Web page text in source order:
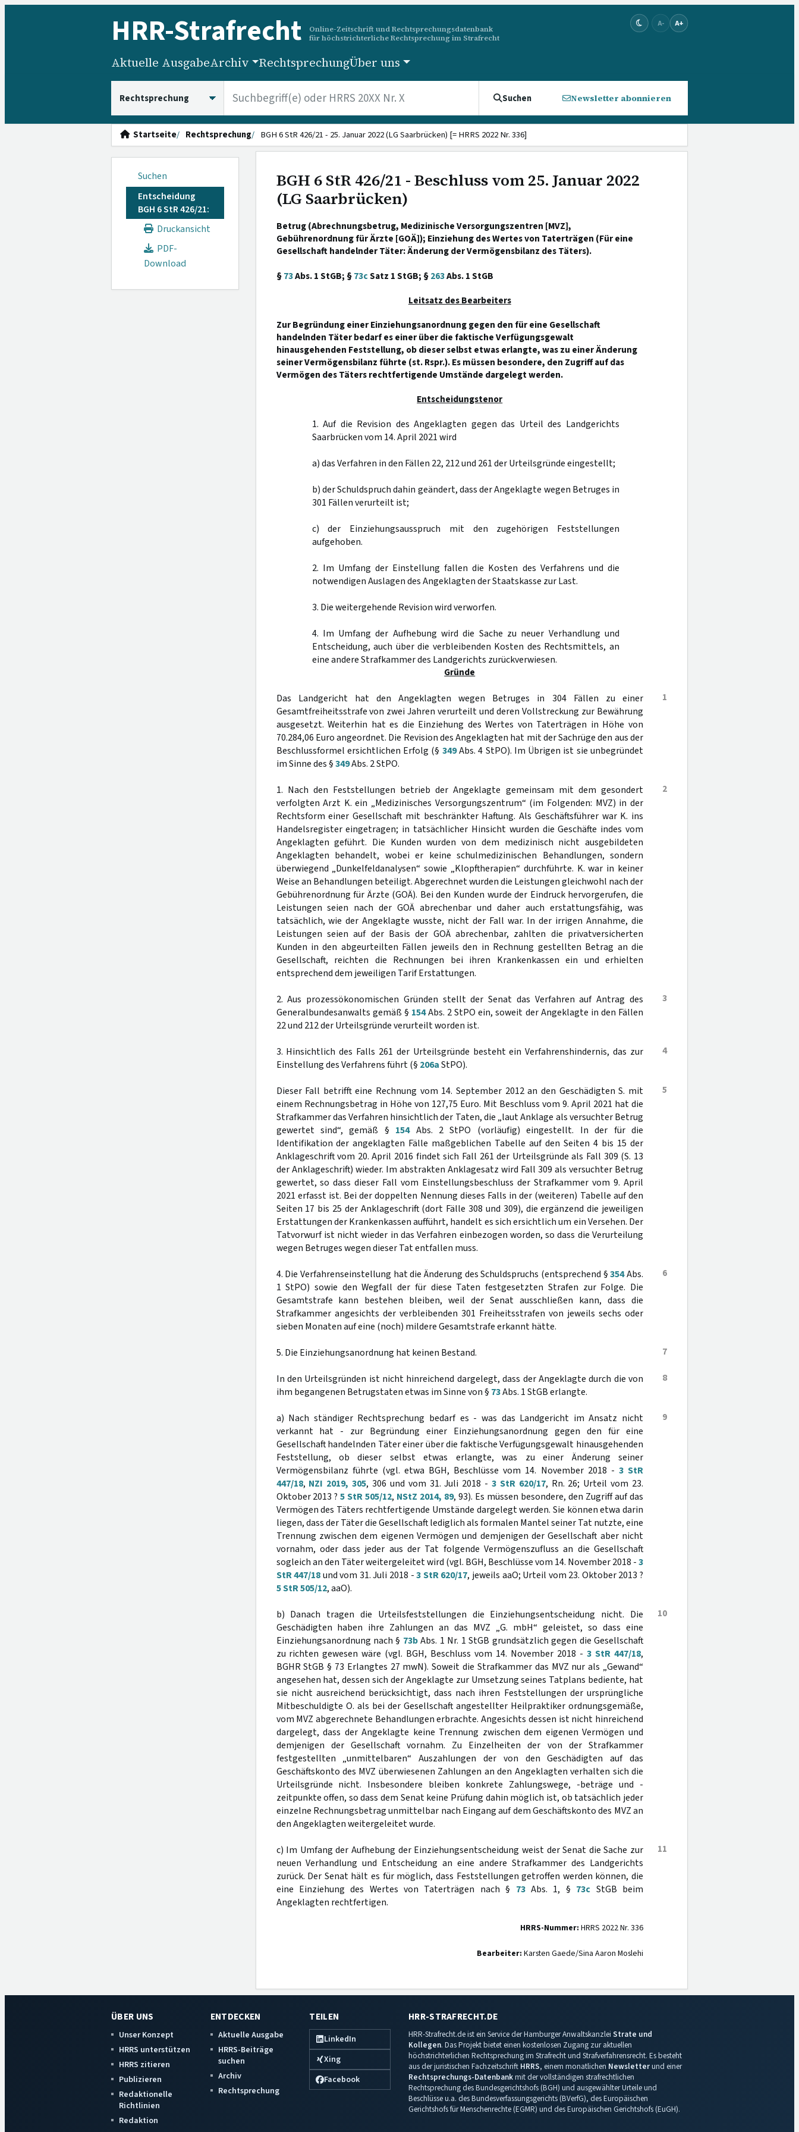
HRR-Strafrecht
Online-Zeitschrift und Rechtsprechungsdatenbank
für höchstrichterliche Rechtsprechung im Strafrecht
A- A+
Aktuelle AusgabeArchiv RechtsprechungÜber uns
Suchen Newsletter abonnieren
Startseite Rechtsprechung BGH 6 StR 426/21 - 25. Januar 2022 (LG Saarbrücken) [= HRRS 2022 Nr. 336]
Suchen
Entscheidung
BGH 6 StR 426/21:
Druckansicht
PDF-
Download
BGH 6 StR 426/21 - Beschluss vom 25. Januar 2022
(LG Saarbrücken)
Betrug (Abrechnungsbetrug, Medizinische Versorgungszentren [MVZ],
Gebührenordnung für Ärzte [GOÄ]); Einziehung des Wertes von Taterträgen (Für eine
Gesellschaft handelnder Täter: Änderung der Vermögensbilanz des Täters).
§73Abs. 1 StGB; §73cSatz 1 StGB; §263Abs. 1 StGB
Leitsatz des Bearbeiters
Zur Begründung einer Einziehungsanordnung gegen den für eine Gesellschaft
handelnden Täter bedarf es einer über die faktische Verfügungsgewalt
hinausgehenden Feststellung, ob dieser selbst etwas erlangte, was zu einer Änderung
seiner Vermögensbilanz führte (st. Rspr.). Es müssen besondere, den Zugriff auf das
Vermögen des Täters rechtfertigende Umstände dargelegt werden.
Entscheidungstenor
1. Auf die Revision des Angeklagten gegen das Urteil des Landgerichts
Saarbrücken vom 14. April 2021 wird
a) das Verfahren in den Fällen 22, 212 und 261 der Urteilsgründe eingestellt;
b) der Schuldspruch dahin geändert, dass der Angeklagte wegen Betruges in
301 Fällen verurteilt ist;
c) der Einziehungsausspruch mit den zugehörigen Feststellungen
aufgehoben.
2. Im Umfang der Einstellung fallen die Kosten des Verfahrens und die
notwendigen Auslagen des Angeklagten der Staatskasse zur Last.
3. Die weitergehende Revision wird verworfen.
4. Im Umfang der Aufhebung wird die Sache zu neuer Verhandlung und
Entscheidung, auch über die verbleibenden Kosten des Rechtsmittels, an
eine andere Strafkammer des Landgerichts zurückverwiesen.
Gründe
1
Das Landgericht hat den Angeklagten wegen Betruges in 304 Fällen zu einer
Gesamtfreiheitsstrafe von zwei Jahren verurteilt und deren Vollstreckung zur Bewährung
ausgesetzt. Weiterhin hat es die Einziehung des Wertes von Taterträgen in Höhe von
70.284,06 Euro angeordnet. Die Revision des Angeklagten hat mit der Sachrüge den aus der
Beschlussformel ersichtlichen Erfolg (§ 349Abs. 4 StPO). Im Übrigen ist sie unbegründet
im Sinne des §349Abs. 2 StPO.
2
1. Nach den Feststellungen betrieb der Angeklagte gemeinsam mit dem gesondert
verfolgten Arzt K. ein „Medizinisches Versorgungszentrum“ (im Folgenden: MVZ) in der
Rechtsform einer Gesellschaft mit beschränkter Haftung. Als Geschäftsführer war K. ins
Handelsregister eingetragen; in tatsächlicher Hinsicht wurden die Geschäfte indes vom
Angeklagten geführt. Die Kunden wurden von dem medizinisch nicht ausgebildeten
Angeklagten behandelt, wobei er keine schulmedizinischen Behandlungen, sondern
überwiegend „Dunkelfeldanalysen“ sowie „Klopftherapien“ durchführte. K. war in keiner
Weise an Behandlungen beteiligt. Abgerechnet wurden die Leistungen gleichwohl nach der
Gebührenordnung für Ärzte (GOÄ). Bei den Kunden wurde der Eindruck hervorgerufen, die
Leistungen seien nach der GOÄ abrechenbar und daher auch erstattungsfähig, was
tatsächlich, wie der Angeklagte wusste, nicht der Fall war. In der irrigen Annahme, die
Leistungen seien auf der Basis der GOÄ abrechenbar, zahlten die privatversicherten
Kunden in den abgeurteilten Fällen jeweils den in Rechnung gestellten Betrag an die
Gesellschaft, reichten die Rechnungen bei ihren Krankenkassen ein und erhielten
entsprechend dem jeweiligen Tarif Erstattungen.
3
2. Aus prozessökonomischen Gründen stellt der Senat das Verfahren auf Antrag des
Generalbundesanwalts gemäß § 154Abs. 2 StPO ein, soweit der Angeklagte in den Fällen
22 und 212 der Urteilsgründe verurteilt worden ist.
4
3. Hinsichtlich des Falls 261 der Urteilsgründe besteht ein Verfahrenshindernis, das zur
Einstellung des Verfahrens führt (§ 206aStPO).
5
Dieser Fall betrifft eine Rechnung vom 14. September 2012 an den Geschädigten S. mit
einem Rechnungsbetrag in Höhe von 127,75 Euro. Mit Beschluss vom 9. April 2021 hat die
Strafkammer das Verfahren hinsichtlich der Taten, die „laut Anklage als versuchter Betrug
gewertet sind“, gemäß § 154Abs. 2 StPO (vorläufig) eingestellt. In der für die
Identifikation der angeklagten Fälle maßgeblichen Tabelle auf den Seiten 4 bis 15 der
Anklageschrift vom 20. April 2016 findet sich Fall 261 der Urteilsgründe als Fall 309 (S. 13
der Anklageschrift) wieder. Im abstrakten Anklagesatz wird Fall 309 als versuchter Betrug
gewertet, so dass dieser Fall vom Einstellungsbeschluss der Strafkammer vom 9. April
2021 erfasst ist. Bei der doppelten Nennung dieses Falls in der (weiteren) Tabelle auf den
Seiten 17 bis 25 der Anklageschrift (dort Fälle 308 und 309), die ergänzend die jeweiligen
Erstattungen der Krankenkassen aufführt, handelt es sich ersichtlich um ein Versehen. Der
Tatvorwurf ist nicht wieder in das Verfahren einbezogen worden, so dass die Verurteilung
wegen Betruges wegen dieser Tat entfallen muss.
6
4. Die Verfahrenseinstellung hat die Änderung des Schuldspruchs (entsprechend §354Abs.
1 StPO) sowie den Wegfall der für diese Taten festgesetzten Strafen zur Folge. Die
Gesamtstrafe kann bestehen bleiben, weil der Senat ausschließen kann, dass die
Strafkammer angesichts der verbleibenden 301 Freiheitsstrafen von jeweils sechs oder
sieben Monaten auf eine (noch) mildere Gesamtstrafe erkannt hätte.
7
5. Die Einziehungsanordnung hat keinen Bestand.
8
In den Urteilsgründen ist nicht hinreichend dargelegt, dass der Angeklagte durch die von
ihm begangenen Betrugstaten etwas im Sinne von § 73Abs. 1 StGB erlangte.
9
a) Nach ständiger Rechtsprechung bedarf es - was das Landgericht im Ansatz nicht
verkannt hat - zur Begründung einer Einziehungsanordnung gegen den für eine
Gesellschaft handelnden Täter einer über die faktische Verfügungsgewalt hinausgehenden
Feststellung, ob dieser selbst etwas erlangte, was zu einer Änderung seiner
Vermögensbilanz führte (vgl. etwa BGH, Beschlüsse vom 14. November 2018 - 3 StR
447/18, NZI 2019, 305, 306 und vom 31. Juli 2018 - 3 StR 620/17, Rn. 26; Urteil vom 23.
Oktober 2013 ?5 StR 505/12, NStZ 2014, 89, 93). Es müssen besondere, den Zugriff auf das
Vermögen des Täters rechtfertigende Umstände dargelegt werden. Sie können etwa darin
liegen, dass der Täter die Gesellschaft lediglich als formalen Mantel seiner Tat nutzte, eine
Trennung zwischen dem eigenen Vermögen und demjenigen der Gesellschaft aber nicht
vornahm, oder dass jeder aus der Tat folgende Vermögenszufluss an die Gesellschaft
sogleich an den Täter weitergeleitet wird (vgl. BGH, Beschlüsse vom 14. November 2018 -3
StR 447/18und vom 31. Juli 2018 -3 StR 620/17, jeweils aaO; Urteil vom 23. Oktober 2013 ?
5 StR 505/12, aaO).
10
b) Danach tragen die Urteilsfeststellungen die Einziehungsentscheidung nicht. Die
Geschädigten haben ihre Zahlungen an das MVZ „G. mbH“ geleistet, so dass eine
Einziehungsanordnung nach § 73bAbs. 1 Nr. 1 StGB grundsätzlich gegen die Gesellschaft
zu richten gewesen wäre (vgl. BGH, Beschluss vom 14. November 2018 -3 StR 447/18,
BGHR StGB § 73 Erlangtes 27 mwN). Soweit die Strafkammer das MVZ nur als „Gewand“
angesehen hat, dessen sich der Angeklagte zur Umsetzung seines Tatplans bediente, hat
sie nicht ausreichend berücksichtigt, dass nach ihren Feststellungen der ursprüngliche
Mitbeschuldigte O. als bei der Gesellschaft angestellter Heilpraktiker ordnungsgemäße,
vom MVZ abgerechnete Behandlungen erbrachte. Angesichts dessen ist nicht hinreichend
dargelegt, dass der Angeklagte keine Trennung zwischen dem eigenen Vermögen und
demjenigen der Gesellschaft vornahm. Zu Einzelheiten der von der Strafkammer
festgestellten „unmittelbaren“ Auszahlungen der von den Geschädigten auf das
Geschäftskonto des MVZ überwiesenen Zahlungen an den Angeklagten verhalten sich die
Urteilsgründe nicht. Insbesondere bleiben konkrete Zahlungswege, -beträge und -
zeitpunkte offen, so dass dem Senat keine Prüfung dahin möglich ist, ob tatsächlich jeder
einzelne Rechnungsbetrag unmittelbar nach Eingang auf dem Geschäftskonto des MVZ an
den Angeklagten weitergeleitet wurde.
11
c) Im Umfang der Aufhebung der Einziehungsentscheidung weist der Senat die Sache zur
neuen Verhandlung und Entscheidung an eine andere Strafkammer des Landgerichts
zurück. Der Senat hält es für möglich, dass Feststellungen getroffen werden können, die
eine Einziehung des Wertes von Taterträgen nach § 73Abs. 1, § 73c StGB beim
Angeklagten rechtfertigen.
HRRS-Nummer: HRRS 2022 Nr. 336
Bearbeiter: Karsten Gaede/Sina Aaron Moslehi
ÜBER UNS
Unser Konzept
HRRS unterstützen
HRRS zitieren
Publizieren
Redaktionelle
Richtlinien
Redaktion
ENTDECKEN
Aktuelle Ausgabe
HRRS-Beiträge
suchen
Archiv
Rechtsprechung
TEILEN
LinkedIn
Xing
Facebook
HRR-STRAFRECHT.DE
HRR-Strafrecht.de ist ein Service der Hamburger Anwaltskanzlei Strate und
Kollegen. Das Projekt bietet einen kostenlosen Zugang zur aktuellen
höchstrichterlichen Rechtsprechung im Strafrecht und Strafverfahrensrecht. Es besteht
aus der juristischen Fachzeitschrift HRRS, einem monatlichen Newsletterund einer
Rechtsprechungs-Datenbankmit der vollständigen strafrechtlichen
Rechtsprechung des Bundesgerichtshofs (BGH) und ausgewählter Urteile und
Beschlüsse u.a. des Bundesverfassungsgerichts (BVerfG), des Europäischen
Gerichtshofs für Menschenrechte (EGMR) und des Europäischen Gerichtshofs (EuGH).